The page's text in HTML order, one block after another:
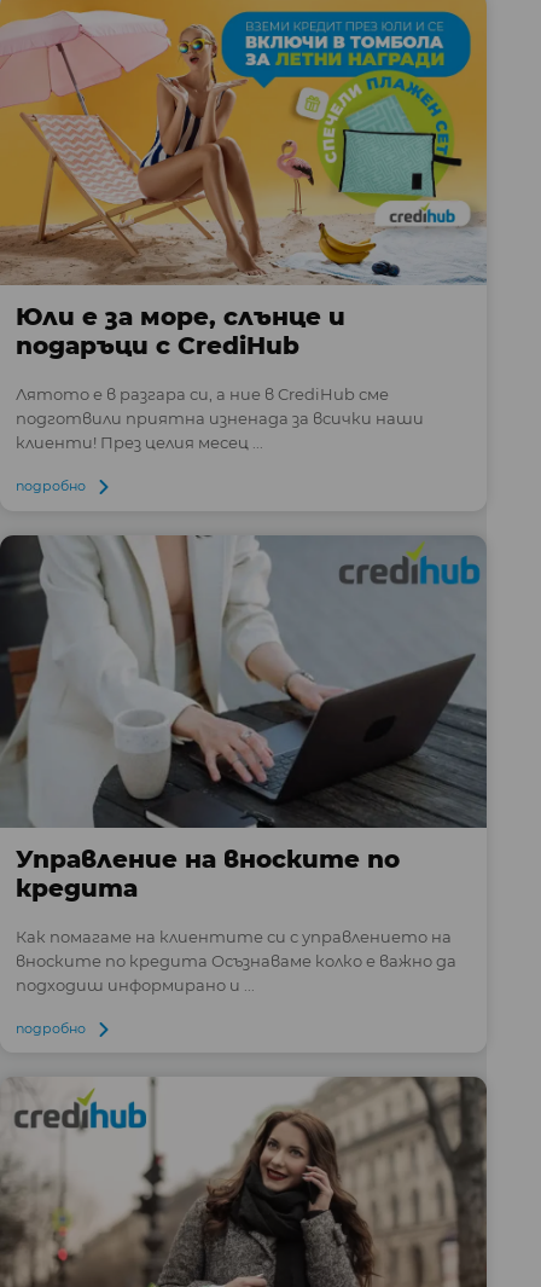
Юли е за море, слънце и
подаръци с CrediHub
Лятото е в разгара си, а ние в CrediHub сме
подготвили приятна изненада за всички наши
клиенти! През целия месец ...
подробно
Управление на вноските по
кредита
Как помагаме на клиентите си с управлението на
вноските по кредита Осъзнаваме колко е важно да
подходиш информирано и ...
подробно